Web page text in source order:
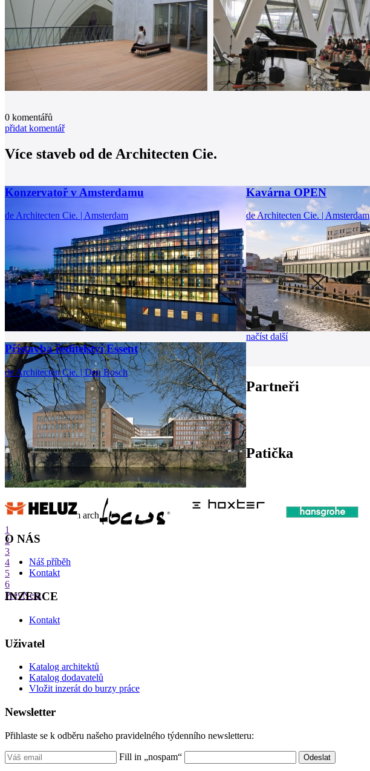
0 komentářů
přidat komentář
Více staveb od de Architecten Cie.
Konzervatoř v Amsterdamu
de Architecten Cie. | Amsterdam
Kavárna OPEN
de Architecten Cie. | Amsterdam
Přístavba ředitelství Essent
de Architecten Cie. | Den Bosch
načíst další
Partneři
1
2
3
4
5
6
PrevNext
Patička
internetové centrum architektury
O NÁS
Náš příběh
Kontakt
INZERCE
Kontakt
Uživatel
Katalog architektů
Katalog dodavatelů
Vložit inzerát do burzy práce
Newsletter
Přihlaste se k odběru našeho pravidelného týdenního newsletteru:
Fill in „nospam“